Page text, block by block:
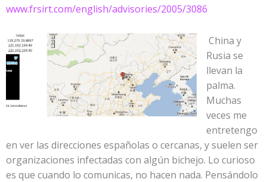
www.frsirt.com/english/advisories/2005/3086
China y
Rusia se
llevan la
palma.
Muchas
veces me
entretengo
en ver las direcciones españolas o cercanas, y suelen ser
organizaciones infectadas con algún bichejo. Lo curioso
es que cuando lo comunicas, no hacen nada. Pensándolo